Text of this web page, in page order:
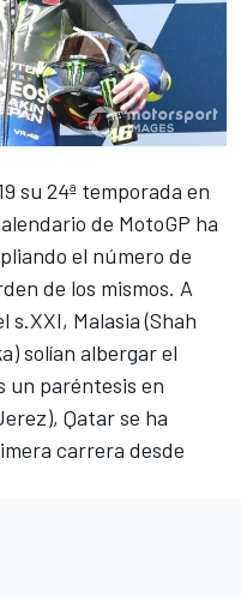
su 24ª temporada en
de MotoGP ha
el número de
de los mismos. A
s.XXI, Malasia (Shah
solían albergar el
un paréntesis en
Qatar se ha
carrera desde